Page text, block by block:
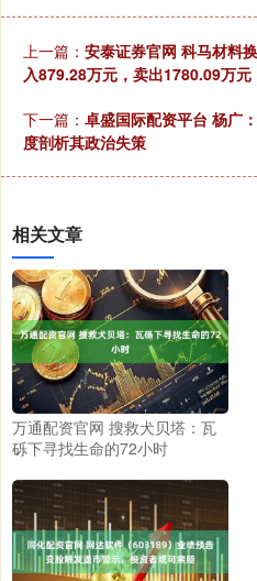
上一篇： 安泰证券官网 科马材料
入879.28万元，卖出1780.09万元
下一篇： 卓盛国际配资平台 杨广
度剖析其政治失策
相关文章
万通配资官网 搜救犬贝塔：瓦
砾下寻找生命的72小时